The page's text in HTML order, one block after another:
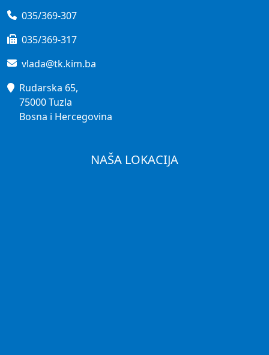
035/369-307
035/369-317
vlada@tk.kim.ba
Rudarska 65,
75000 Tuzla
Bosna i Hercegovina
NAŠA LOKACIJA